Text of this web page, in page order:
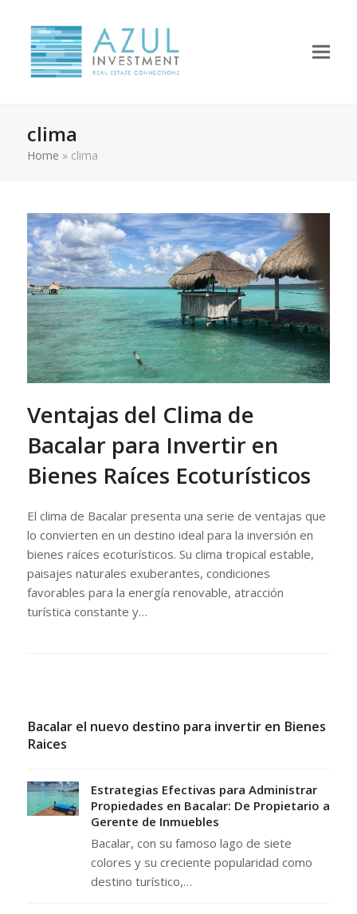
clima
Home » clima
Ventajas del Clima de
Bacalar para Invertir en
Bienes Raíces Ecoturísticos
El clima de Bacalar presenta una serie de ventajas que
lo convierten en un destino ideal para la inversión en
bienes raíces ecoturísticos. Su clima tropical estable,
paisajes naturales exuberantes, condiciones
favorables para la energía renovable, atracción
turística constante y…
Bacalar el nuevo destino para invertir en Bienes
Raices
Estrategias Efectivas para Administrar
Propiedades en Bacalar: De Propietario a
Gerente de Inmuebles
Bacalar, con su famoso lago de siete
colores y su creciente popularidad como
destino turístico,…